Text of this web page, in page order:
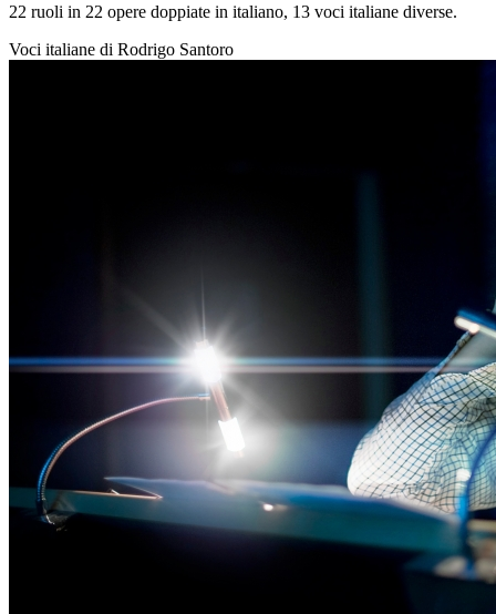
22 ruoli in 22 opere doppiate in italiano, 13 voci italiane diverse.
Voci italiane di Rodrigo Santoro